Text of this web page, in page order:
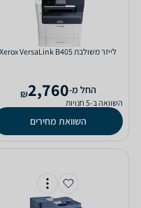
‏לייזר ‏משולבת Xerox VersaLink B405
‫החל מ-2,760
₪
השוואה ב-5 חנויות
השוואת מחירים